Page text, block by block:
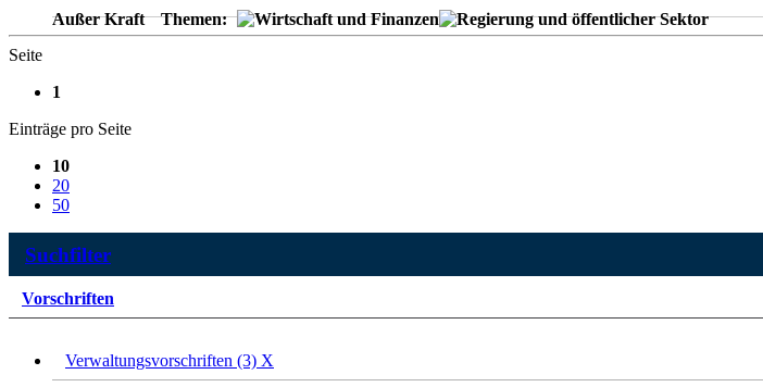
Außer Kraft Themen:
Seite
1
Einträge pro Seite
10
20
50
Suchfilter
Vorschriften
Verwaltungsvorschriften (3) X